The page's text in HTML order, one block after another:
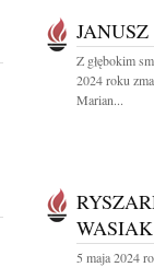
Z głębokim
2024 roku
Marian...
WASIAK
5 maja 2024